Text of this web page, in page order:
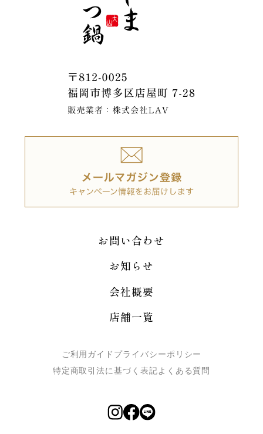
お問い合わせ
お知らせ
会社概要
店舗一覧
ご利用ガイド プライバシーポリシー
特定商取引法に基づく表記よくある質問